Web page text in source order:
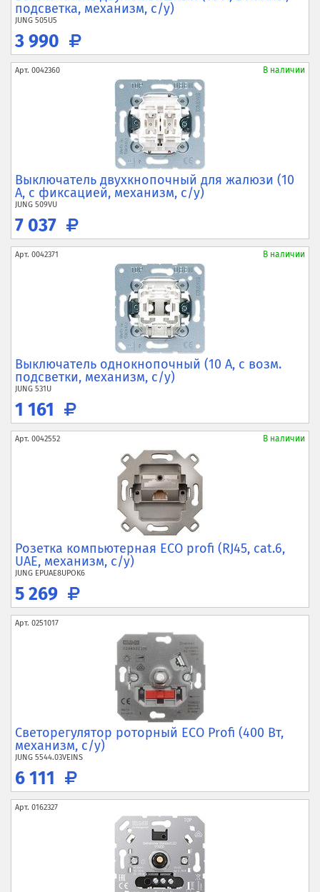
подсветка, механизм, с/у)
JUNG 505U5
3 990
Арт. 0042360 В наличии
Выключатель двухкнопочный для жалюзи (10
А, с фиксацией, механизм, с/у)
JUNG 509VU
7 037
Арт. 0042371 В наличии
Выключатель однокнопочный (10 А, с возм.
подсветки, механизм, с/у)
JUNG 531U
1 161
Арт. 0042552 В наличии
Розетка компьютерная ECO profi (RJ45, cat.6,
UAE, механизм, с/у)
JUNG EPUAE8UPOK6
5 269
Арт. 0251017
Светорегулятор роторный ECO Profi (400 Вт,
механизм, с/у)
JUNG 5544.03VEINS
6 111
Арт. 0162327